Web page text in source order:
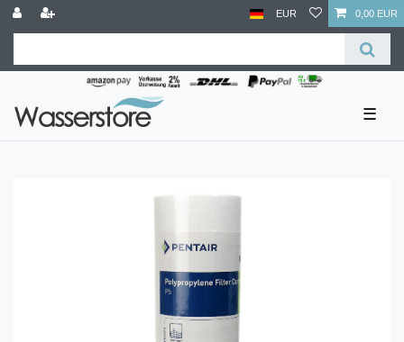
EUR 0,00 EUR
☰